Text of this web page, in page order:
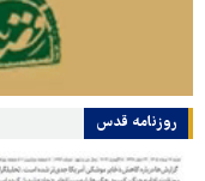
روزنامه قدس